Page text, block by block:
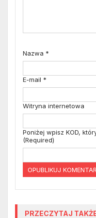
Nazwa *
E-mail *
Witryna internetowa
Poniżej wpisz KOD,
(Required)
PRZECZYTAJ